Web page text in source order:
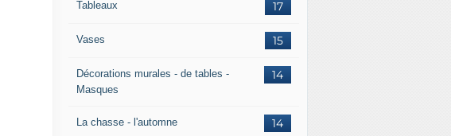
17
Tableaux
15
Vases
14
Décorations murales - de tables -
Masques
14
La chasse - l'automne